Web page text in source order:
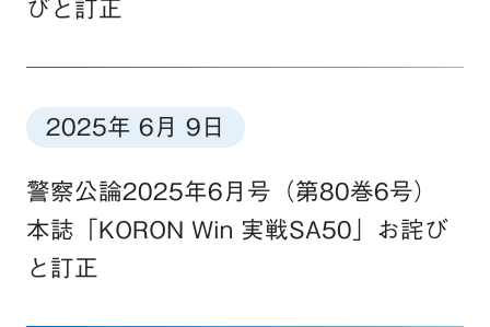
びと訂正
2025年 6月 9日
警察公論2025年6月号（第80巻6号）
本誌「KORON Win 実戦SA50」お詫び
と訂正